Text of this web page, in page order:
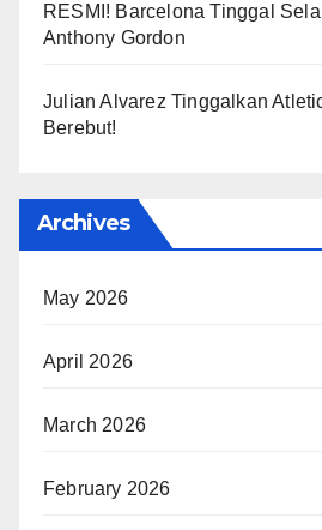
RESMI! Barcelona Tinggal
Anthony Gordon
Julian Alvarez Tinggalkan
Berebut!
Archives
May 2026
April 2026
March 2026
February 2026